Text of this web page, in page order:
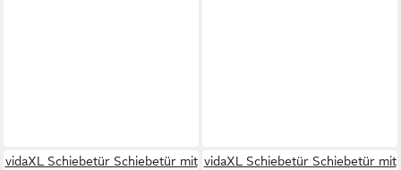
vidaXL Schiebetür Schiebetür mit vidaXL Schiebetür Schiebetür mit